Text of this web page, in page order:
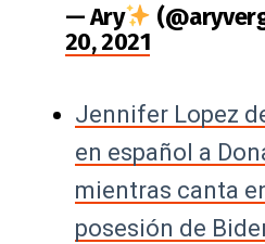
— Ary
20, 2021
Jennifer Lopez
en español a
mientras canta
posesión de